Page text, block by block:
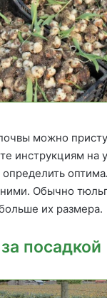
можно
инструкциям на
Обычно
их размера.
посадкой